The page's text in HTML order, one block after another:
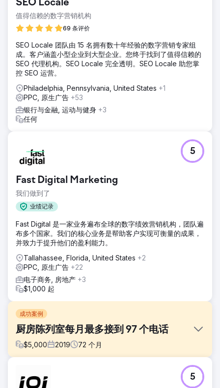
SEO Locale
值得信赖的数字营销机构
69 条评价
SEO Locale 团队由 15 名拥有数十年经验的数字营销专家组
成。客户涵盖小型企业到大型企业。您终于找到了值得信赖的
SEO 代理机构。SEO Locale 完全透明。SEO Locale 助您掌
控 SEO 运营。
Philadelphia, Pennsylvania, United States +1
PPC, 原生广告 +53
银行与金融, 运动与健身 +3
任何
Fast Digital Marketing
我们做到了
业绩记录
5
Fast Digital 是一家业务遍布全球的数字绩效营销机构，团队遍
布多个国家。我们的核心业务是帮助客户实现可衡量的成果，
并致力于提升他们的盈利能力。
Tallahassee, Florida, United States +2
PPC, 原生广告 +22
电子商务, 房地产 +3
$1,000 起
成功案例
厨房陈列室每月最多接到 97 个电话
$5,000 2019 72 个月
这家厨房改造陈列室的客户有一个过时的网站并且在线形象不
5